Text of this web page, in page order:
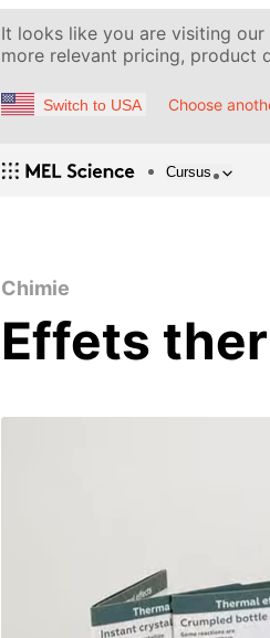
It looks like you are visiting
more relevant pricing, product
Switch to USA Choose
Cursus
Chimie
Effets